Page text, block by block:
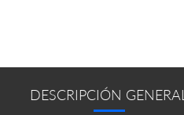
DESCRIPCIÓN GENERAL